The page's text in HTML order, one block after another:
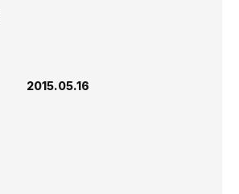
2015.05.16